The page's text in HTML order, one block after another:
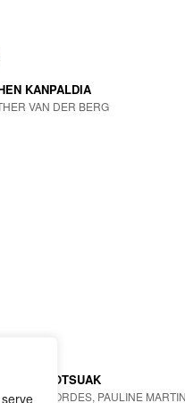
KANPALDIA
VAN DER BERG
BALIOTSUAK
DESBORDES, PAULINE